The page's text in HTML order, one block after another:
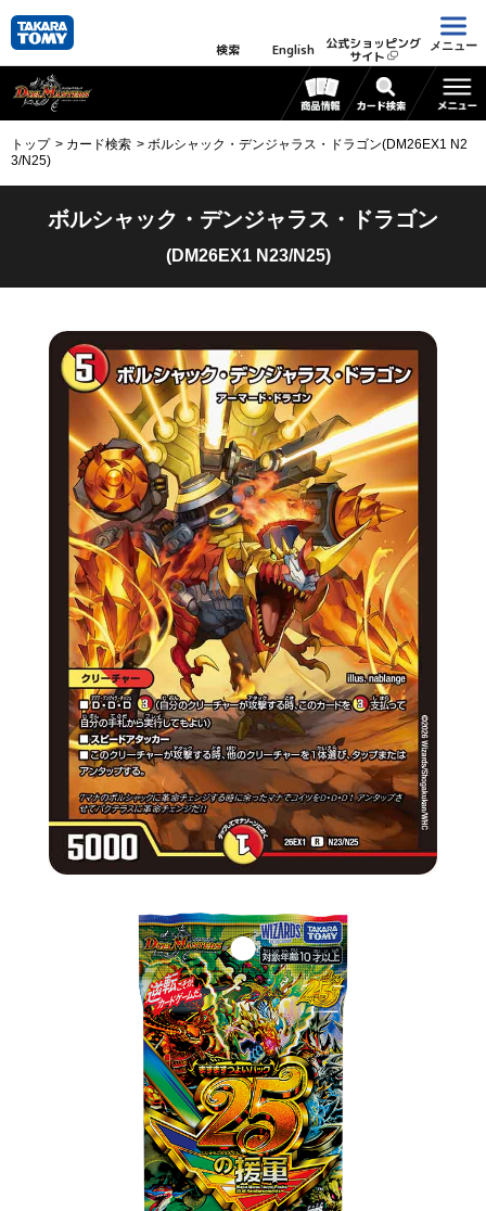
検索 English 公式ショッピング
サイト
メニュー
トップ カード検索
ボルシャック・デンジャラス・ドラゴン(DM26EX1 N2
3/N25)
ボルシャック・デンジャラス・ドラゴン
(DM26EX1 N23/N25)